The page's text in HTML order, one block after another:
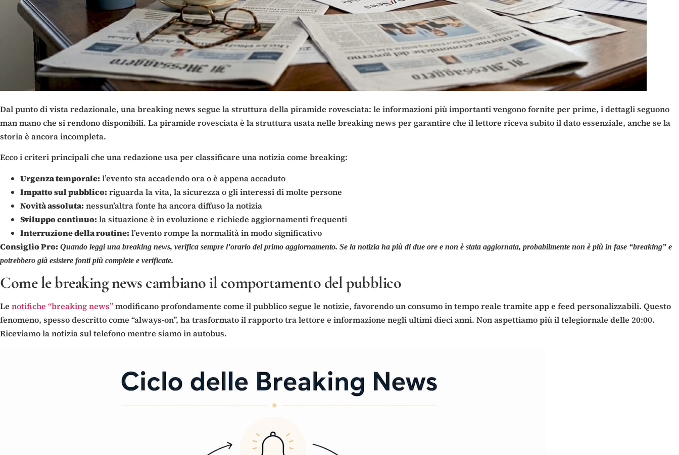
Dal punto di vista redazionale, una breaking news segue la struttura della piramide rovesciata: le informazioni più importanti vengono fornite per prime, i dettagli seguono
man mano che si rendono disponibili. La piramide rovesciata è la struttura usata nelle breaking news per garantire che il lettore riceva subito il dato essenziale, anche se la
storia è ancora incompleta.
Ecco i criteri principali che una redazione usa per classificare una notizia come breaking:
Urgenza temporale:l’evento sta accadendo ora o è appena accaduto
Impatto sul pubblico:riguarda la vita, la sicurezza o gli interessi di molte persone
Novità assoluta:nessun’altra fonte ha ancora diffuso la notizia
Sviluppo continuo:la situazione è in evoluzione e richiede aggiornamenti frequenti
Interruzione della routine:l’evento rompe la normalità in modo significativo
Consiglio Pro: Quando leggi una breaking news, verifica sempre l’orario del primo aggiornamento. Se la notizia ha più di due ore e non è stata aggiornata, probabilmente non è più in fase “breaking” e
potrebbero già esistere fonti più complete e verificate.
Come le breaking news cambiano il comportamento del pubblico
Le notifiche “breaking news”modificano profondamente come il pubblico segue le notizie, favorendo un consumo in tempo reale tramite app e feed personalizzabili. Questo
fenomeno, spesso descritto come “always-on”, ha trasformato il rapporto tra lettore e informazione negli ultimi dieci anni. Non aspettiamo più il telegiornale delle 20:00.
Riceviamo la notizia sul telefono mentre siamo in autobus.